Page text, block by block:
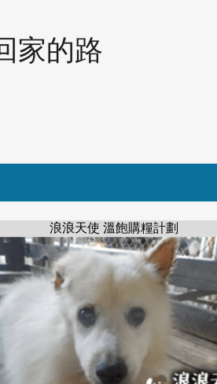
家的路
浪浪天使 溫飽購糧計劃